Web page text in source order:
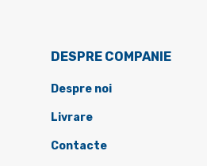
DESPRE COMPANIE
Despre noi
Livrare
Contacte